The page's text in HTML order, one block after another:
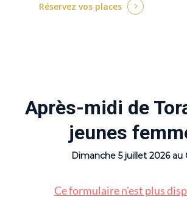
Réservez vos places
Après-midi de
jeunes
Dimanche 5 juillet 2026 au